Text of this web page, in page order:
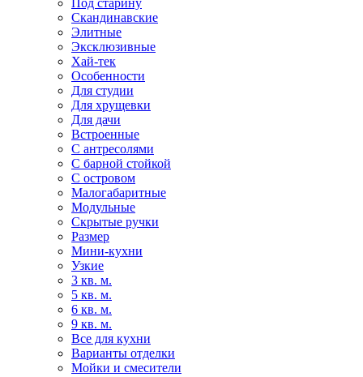
Под старину
Скандинавские
Элитные
Эксклюзивные
Хай-тек
Особенности
Для студии
Для хрущевки
Для дачи
Встроенные
С антресолями
С барной стойкой
С островом
Малогабаритные
Модульные
Скрытые ручки
Размер
Мини-кухни
Узкие
3 кв. м.
5 кв. м.
6 кв. м.
9 кв. м.
Все для кухни
Варианты отделки
Мойки и смесители